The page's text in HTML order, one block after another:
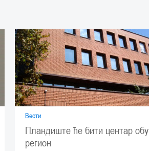
Вести
Пландиште ће бити центар
регион